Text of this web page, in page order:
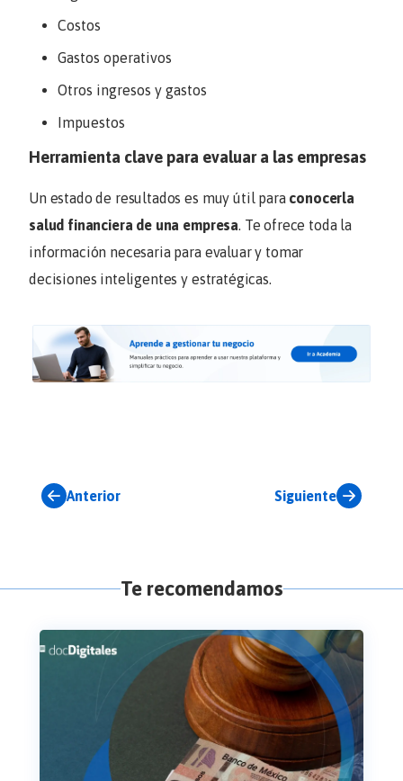
Costos
Gastos operativos
Otros ingresos y gastos
Impuestos
Herramienta clave para evaluar a las empresas
Un estado de resultados es muy útil para conocerla
salud financiera de una empresa. Te ofrece toda la
información necesaria para evaluar y tomar
decisiones inteligentes y estratégicas.
Anterior Siguiente
Te recomendamos